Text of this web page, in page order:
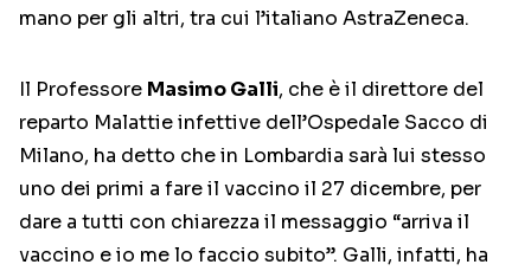
mano per gli altri, tra cui l’italiano AstraZeneca.
Il Professore Masimo Galli, che è il direttore del
reparto Malattie infettive dell’Ospedale Sacco di
Milano, ha detto che in Lombardia sarà lui stesso
uno dei primi a fare il vaccino il 27 dicembre, per
dare a tutti con chiarezza il messaggio “arriva il
vaccino e io me lo faccio subito”. Galli, infatti, ha